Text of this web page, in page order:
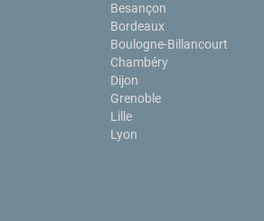
Besançon
Bordeaux
Boulogne-Billancourt
Chambéry
Dijon
Grenoble
Lille
Lyon